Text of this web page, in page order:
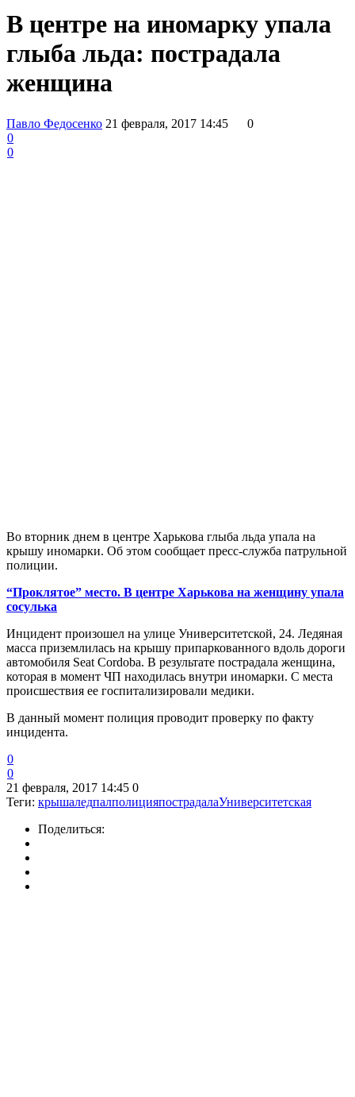
В центре на иномарку упала
глыба льда: пострадала
женщина
Павло Федосенко 21 февраля, 2017 14:45
0
0
0
Во вторник днем в центре Харькова глыба льда упала на
крышу иномарки. Об этом сообщает пресс-служба патрульной
полиции.
“Проклятое” место. В центре Харькова на женщину упала
сосулька
Инцидент произошел на улице Университетской, 24. Ледяная
масса приземлилась на крышу припаркованного вдоль дороги
автомобиля Seat Cordoba. В результате пострадала женщина,
которая в момент ЧП находилась внутри иномарки. С места
происшествия ее госпитализировали медики.
В данный момент полиция проводит проверку по факту
инцидента.
0
0
21 февраля, 2017 14:45 0
Теги: крышаледпалполицияпострадалаУниверситетская
Поделиться: